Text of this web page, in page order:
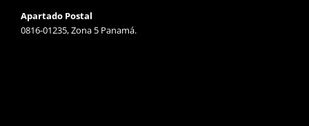
Apartado Postal
0816-01235, Zona 5 Panamá.